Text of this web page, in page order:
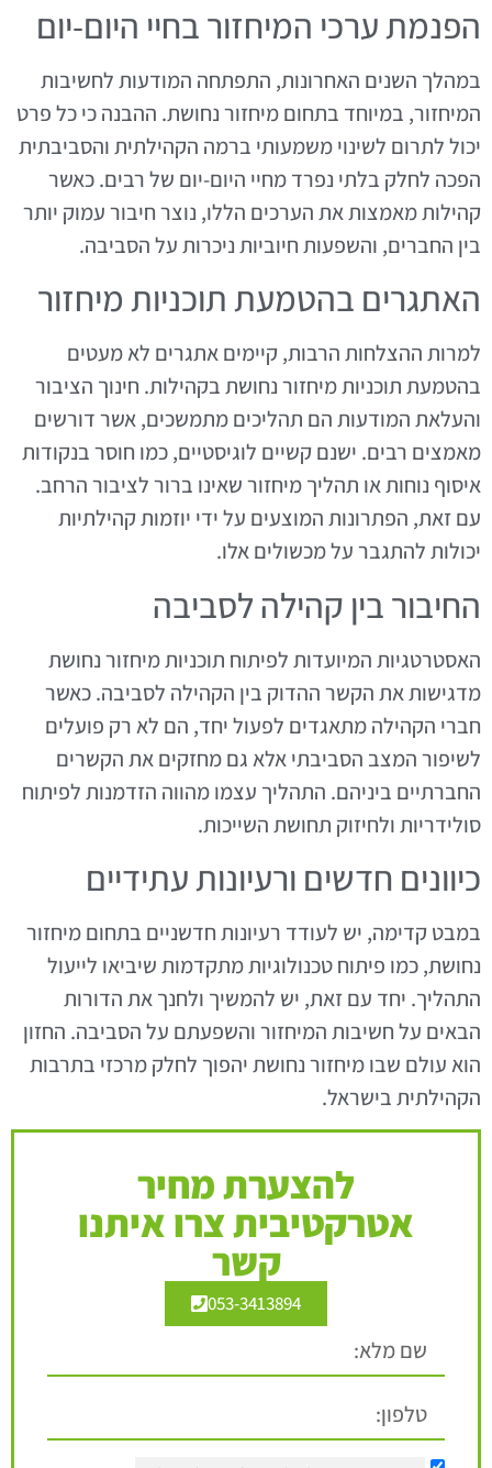
הפנמת ערכי המיחזור בחיי היום-יום
במהלך השנים האחרונות, התפתחה המודעות לחשיבות
המיחזור, במיוחד בתחום מיחזור נחושת. ההבנה כי כל פרט
יכול לתרום לשינוי משמעותי ברמה הקהילתית והסביבתית
הפכה לחלק בלתי נפרד מחיי היום-יום של רבים. כאשר
קהילות מאמצות את הערכים הללו, נוצר חיבור עמוק יותר
בין החברים, והשפעות חיוביות ניכרות על הסביבה.
האתגרים בהטמעת תוכניות מיחזור
למרות ההצלחות הרבות, קיימים אתגרים לא מעטים
בהטמעת תוכניות מיחזור נחושת בקהילות. חינוך הציבור
והעלאת המודעות הם תהליכים מתמשכים, אשר דורשים
מאמצים רבים. ישנם קשיים לוגיסטיים, כמו חוסר בנקודות
איסוף נוחות או תהליך מיחזור שאינו ברור לציבור הרחב.
עם זאת, הפתרונות המוצעים על ידי יוזמות קהילתיות
יכולות להתגבר על מכשולים אלו.
החיבור בין קהילה לסביבה
האסטרטגיות המיועדות לפיתוח תוכניות מיחזור נחושת
מדגישות את הקשר ההדוק בין הקהילה לסביבה. כאשר
חברי הקהילה מתאגדים לפעול יחד, הם לא רק פועלים
לשיפור המצב הסביבתי אלא גם מחזקים את הקשרים
החברתיים ביניהם. התהליך עצמו מהווה הזדמנות לפיתוח
סולידריות ולחיזוק תחושת השייכות.
כיוונים חדשים ורעיונות עתידיים
במבט קדימה, יש לעודד רעיונות חדשניים בתחום מיחזור
נחושת, כמו פיתוח טכנולוגיות מתקדמות שיביאו לייעול
התהליך. יחד עם זאת, יש להמשיך ולחנך את הדורות
הבאים על חשיבות המיחזור והשפעתם על הסביבה. החזון
הוא עולם שבו מיחזור נחושת יהפוך לחלק מרכזי בתרבות
הקהילתית בישראל.
להצערת מחיר
אטרקטיבית צרו איתנו
קשר
053-3413894